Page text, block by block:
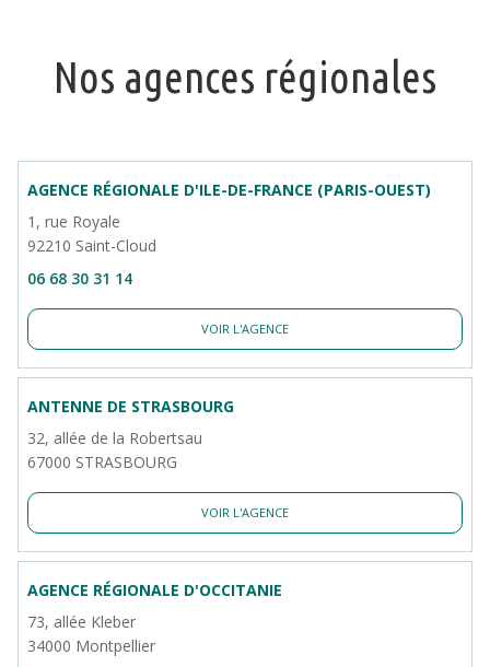
Nos agences régionales
AGENCE RÉGIONALE D'ILE-DE-FRANCE (PARIS-OUEST)
1, rue Royale
92210 Saint-Cloud
06 68 30 31 14
VOIR L'AGENCE
ANTENNE DE STRASBOURG
32, allée de la Robertsau
67000 STRASBOURG
VOIR L'AGENCE
AGENCE RÉGIONALE D'OCCITANIE
73, allée Kleber
34000 Montpellier